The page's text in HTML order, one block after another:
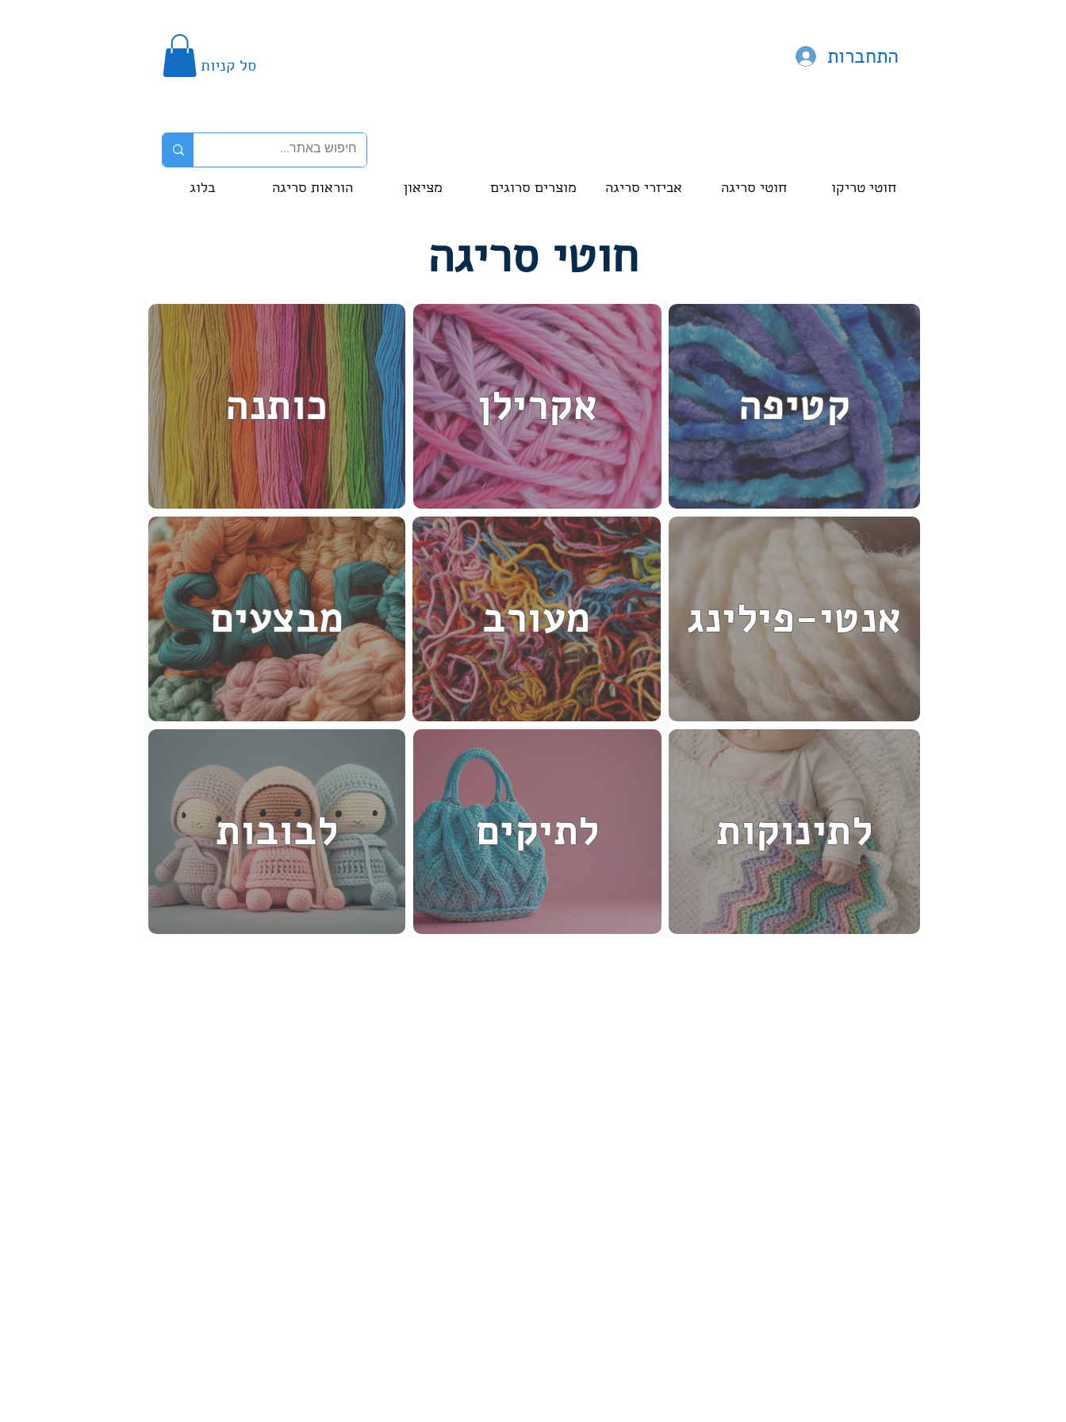
סל קניות התחברות
חוטי טריקו חוטי סריגה אביזרי סריגה מוצרים סרוגים מציאון הוראות סריגה בלוג
חוטי סריגה
כותנה אקרילן קטיפה
מבצעים מעורב אנטי-פילינג
לבובות לתיקים לתינוקות